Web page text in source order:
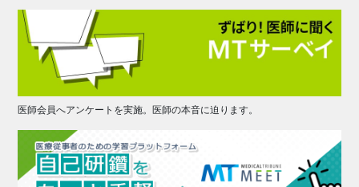
医師会員へアンケートを実施。医師の本音に迫ります。